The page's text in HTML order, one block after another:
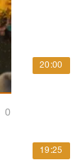
0
20:00
19:25